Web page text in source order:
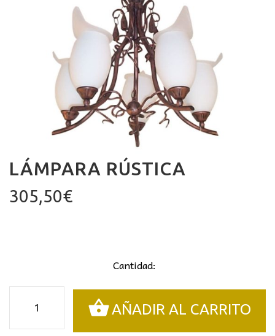
LÁMPARA RÚSTICA
305,50€
Cantidad:
rústica
cantidad
AÑADIR AL CARRITO